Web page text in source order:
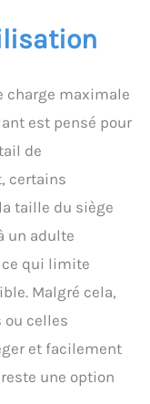
au design
simple en
sur un sol
inégal et
secoue pas
【EU quality
made of 4 mm
fabric are
breathable and
you with
support.
footrest
it easier for you
the wheelchair
removable
allows for easy
Underneath
charge maximale
est pensé pour
de
certains
taille du siège
un adulte
qui limite
Malgré cela,
ou celles
et facilement
une option